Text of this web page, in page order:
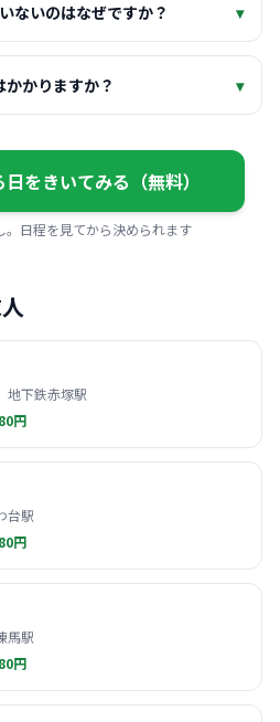
ないのはなぜですか？ ▾
かかりますか？ ▾
をきいてみる（無料）
。日程を見てから決められます
地下鉄赤塚駅
円
台駅
円
馬駅
円